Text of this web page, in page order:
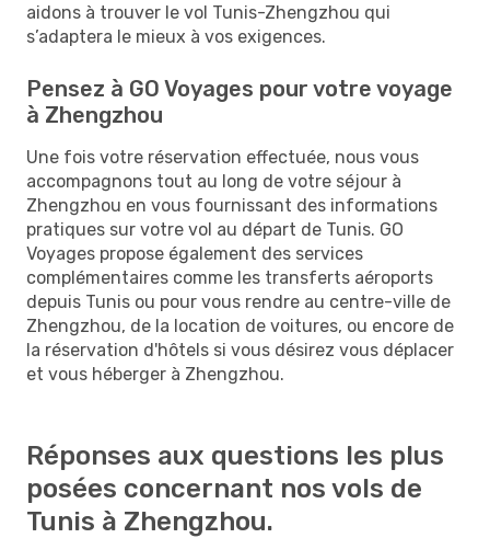
aidons à trouver le vol Tunis-Zhengzhou qui
s’adaptera le mieux à vos exigences.
Pensez à GO Voyages pour votre voyage
à Zhengzhou
Une fois votre réservation effectuée, nous vous
accompagnons tout au long de votre séjour à
Zhengzhou en vous fournissant des informations
pratiques sur votre vol au départ de Tunis. GO
Voyages propose également des services
complémentaires comme les transferts aéroports
depuis Tunis ou pour vous rendre au centre-ville de
Zhengzhou, de la location de voitures, ou encore de
la réservation d'hôtels si vous désirez vous déplacer
et vous héberger à Zhengzhou.
Réponses aux questions les plus
posées concernant nos vols de
Tunis à Zhengzhou.